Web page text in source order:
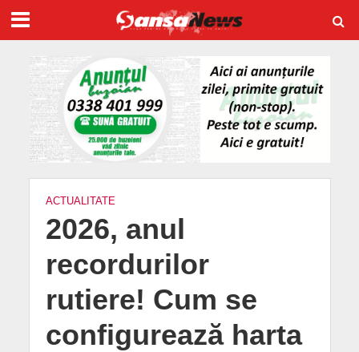
ACTUALITATE
2026, anul
recordurilor
rutiere! Cum se
configurează harta